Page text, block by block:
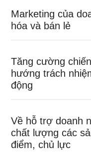
Marketing của
hóa và bán lẻ
Tăng cường
hướng trách
động
Về hỗ trợ doanh
chất lượng các
điểm, chủ lực